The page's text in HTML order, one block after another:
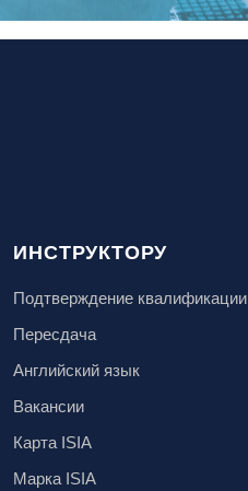
ИНСТРУКТОРУ
Подтверждение квалификации
Пересдача
Английский язык
Вакансии
Карта ISIA
Марка ISIA